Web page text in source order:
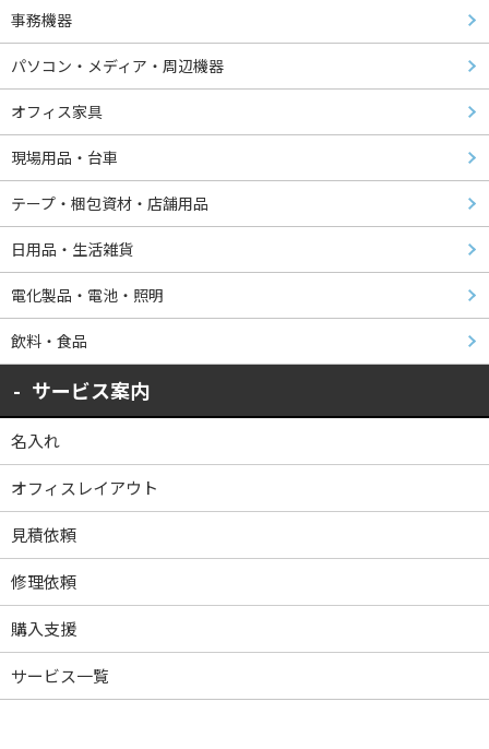
事務機器
パソコン・メディア・周辺機器
オフィス家具
現場用品・台車
テープ・梱包資材・店舗用品
日用品・生活雑貨
電化製品・電池・照明
飲料・食品
サービス案内
名入れ
オフィスレイアウト
見積依頼
修理依頼
購入支援
サービス一覧